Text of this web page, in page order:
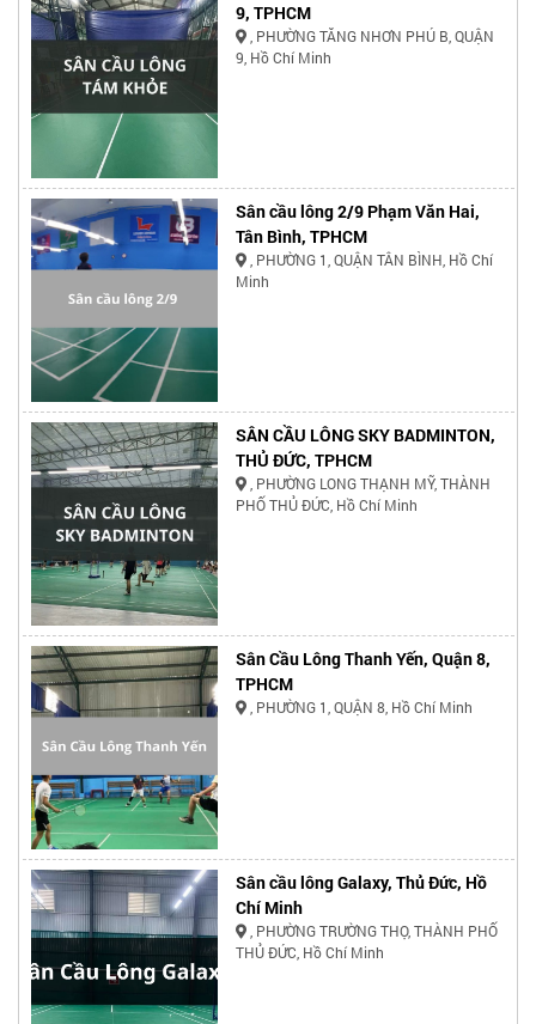
9, TPHCM
, PHƯỜNG TĂNG NHƠN PHÚ B, QUẬN
9, Hồ Chí Minh
Sân cầu lông 2/9 Phạm Văn Hai,
Tân Bình, TPHCM
, PHƯỜNG 1, QUẬN TÂN BÌNH, Hồ Chí
Minh
SÂN CẦU LÔNG SKY BADMINTON,
THỦ ĐỨC, TPHCM
, PHƯỜNG LONG THẠNH MỸ, THÀNH
PHỐ THỦ ĐỨC, Hồ Chí Minh
Sân Cầu Lông Thanh Yến, Quận 8,
TPHCM
, PHƯỜNG 1, QUẬN 8, Hồ Chí Minh
Sân cầu lông Galaxy, Thủ Đức, Hồ
Chí Minh
, PHƯỜNG TRƯỜNG THỌ, THÀNH PHỐ
THỦ ĐỨC, Hồ Chí Minh